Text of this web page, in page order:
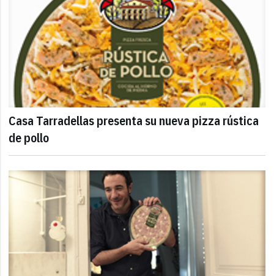
Casa Tarradellas presenta su nueva pizza rústica
de pollo